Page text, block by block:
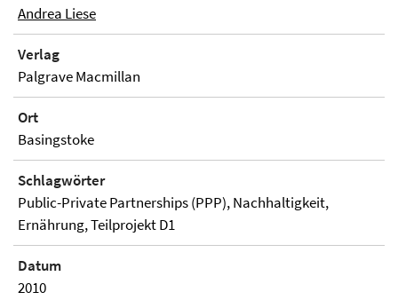
Andrea Liese
Verlag
Palgrave Macmillan
Ort
Basingstoke
Schlagwörter
Public-Private Partnerships (PPP), Nachhaltigkeit,
Ernährung, Teilprojekt D1
Datum
2010